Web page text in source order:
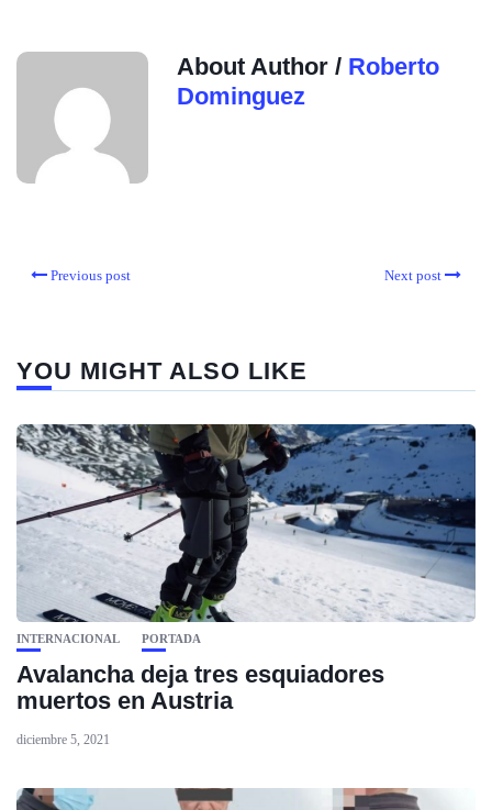
About Author / Roberto
Dominguez
Previous post Next post
YOU MIGHT ALSO LIKE
INTERNACIONAL PORTADA
Avalancha deja tres esquiadores
muertos en Austria
diciembre 5, 2021